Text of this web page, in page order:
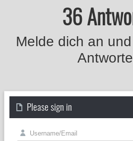
36
Melde dich an
Please sign in